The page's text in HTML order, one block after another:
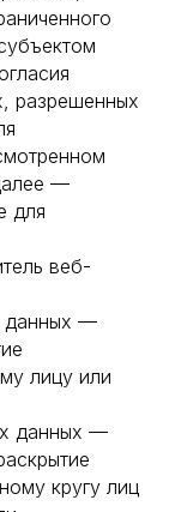
разрешенных
—
для
веб-
данных —
лицу или
данных —
кругу лиц